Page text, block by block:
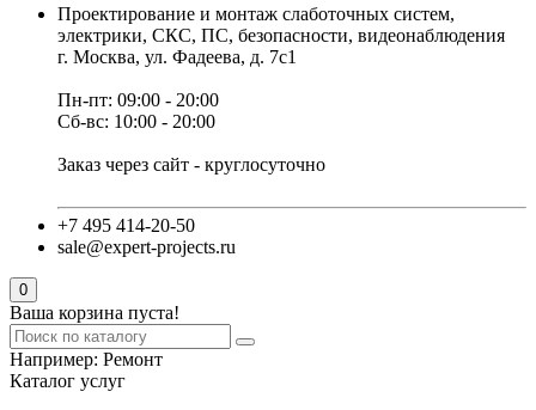
Проектирование и монтаж слаботочных систем,
электрики, СКС, ПС, безопасности, видеонаблюдения
г. Москва, ул. Фадеева, д. 7с1
Пн-пт: 09:00 - 20:00
Сб-вс: 10:00 - 20:00
Заказ через сайт - круглосуточно
+7 495 414-20-50
sale@expert-projects.ru
0
Ваша корзина пуста!
Например: Ремонт
Каталог услуг